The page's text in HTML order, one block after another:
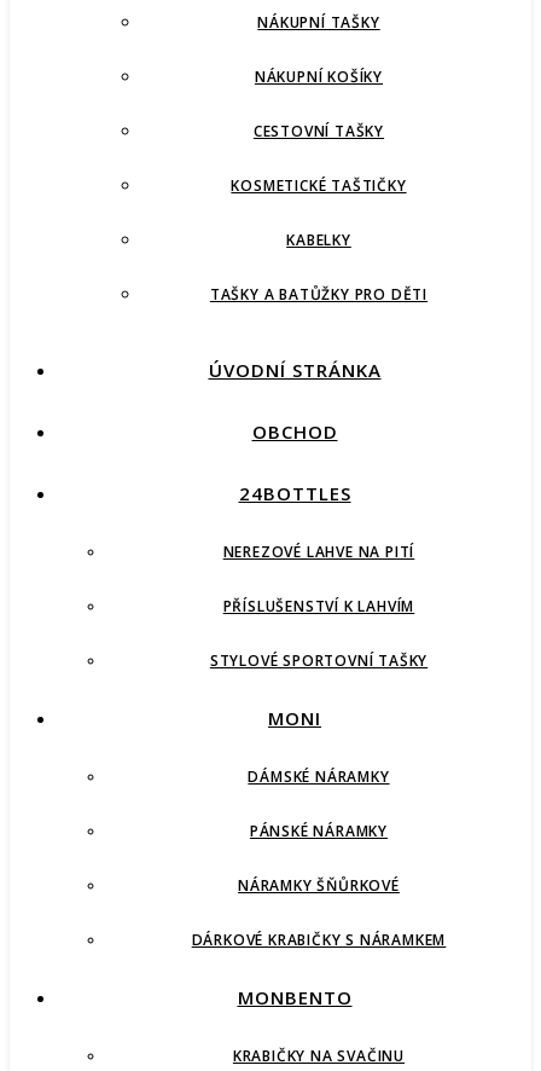
NÁKUPNÍ TAŠKY
NÁKUPNÍ KOŠÍKY
CESTOVNÍ TAŠKY
KOSMETICKÉ TAŠTIČKY
KABELKY
TAŠKY A BATŮŽKY PRO DĚTI
ÚVODNÍ STRÁNKA
OBCHOD
24BOTTLES
NEREZOVÉ LAHVE NA PITÍ
PŘÍSLUŠENSTVÍ K LAHVÍM
STYLOVÉ SPORTOVNÍ TAŠKY
MONI
DÁMSKÉ NÁRAMKY
PÁNSKÉ NÁRAMKY
NÁRAMKY ŠŇŮRKOVÉ
DÁRKOVÉ KRABIČKY S NÁRAMKEM
MONBENTO
KRABIČKY NA SVAČINU